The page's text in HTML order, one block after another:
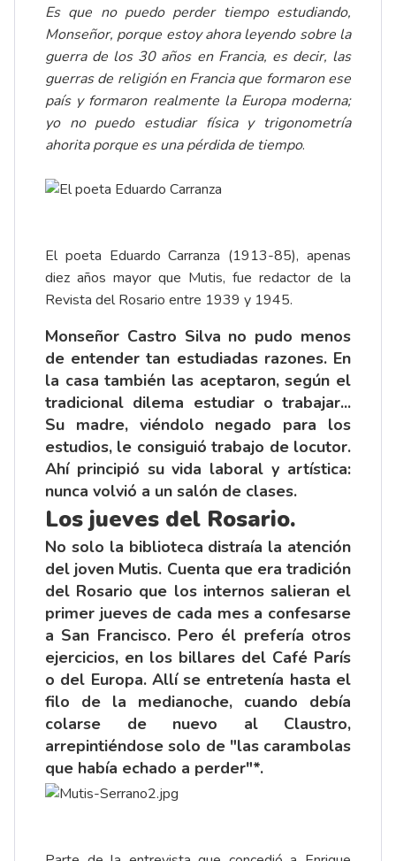
Es que no puedo perder tiempo estudiando,
Monseñor, porque estoy ahora leyendo sobre la
guerra de los 30 años en Francia, es decir, las
guerras de religión en Francia que formaron ese
país y formaron realmente la Europa moderna;
yo no puedo estudiar física y trigonometría
ahorita porque es una pérdida de tiempo.
El poeta Eduardo Carranza (1913-85), apenas
diez años mayor que Mutis, fue redactor de la
Revista del Rosario entre 1939 y 1945.
Monseñor Castro Silva no pudo menos
de entender tan estudiadas razones. En
la casa también las aceptaron, según el
tradicional dilema estudiar o trabajar...
Su madre, viéndolo negado para los
estudios, le consiguió trabajo de locutor.
Ahí principió su vida laboral y artística:
nunca volvió a un salón de clases.
Los jueves del Rosario.
No solo la biblioteca distraía la atención
del joven Mutis. Cuenta que era tradición
del Rosario que los internos salieran el
primer jueves de cada mes a confesarse
a San Francisco. Pero él prefería otros
ejercicios, en los billares del Café París
o del Europa. Allí se entretenía hasta el
filo de la medianoche, cuando debía
colarse de nuevo al Claustro,
arrepintiéndose solo de "las carambolas
que había echado a perder"*.